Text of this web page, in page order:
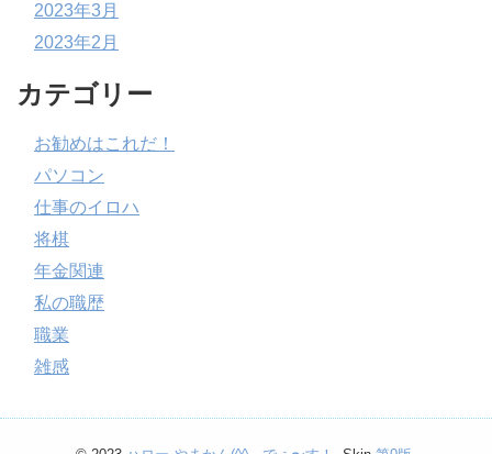
2023年3月
2023年2月
カテゴリー
お勧めはこれだ！
パソコン
仕事のイロハ
将棋
年金関連
私の職歴
職業
雑感